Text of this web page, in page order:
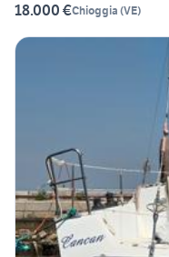
18.000 €Chioggia (VE)